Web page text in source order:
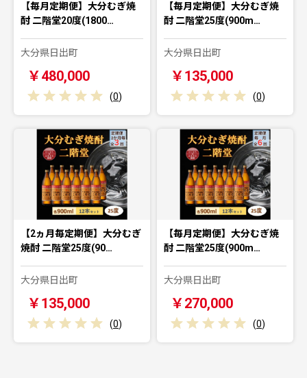
【毎月定期便】大分むぎ焼
酎 二階堂20度(1800…
大分県日出町
￥480,000
(0)
【毎月定期便】大分むぎ焼
酎 二階堂25度(900m…
大分県日出町
￥135,000
(0)
【2ヵ月毎定期便】大分むぎ
焼酎 二階堂25度(90…
大分県日出町
￥135,000
(0)
【毎月定期便】大分むぎ焼
酎 二階堂25度(900m…
大分県日出町
￥270,000
(0)